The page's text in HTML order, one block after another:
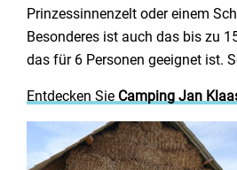
Prinzessinnenzelt oder einem
Besonderes ist auch das bis zu
das für 6 Personen geeignet ist.
Entdecken Sie Camping Jan